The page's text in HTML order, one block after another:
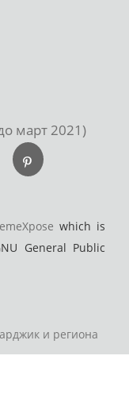
март 2021)
which is
General Public
и региона